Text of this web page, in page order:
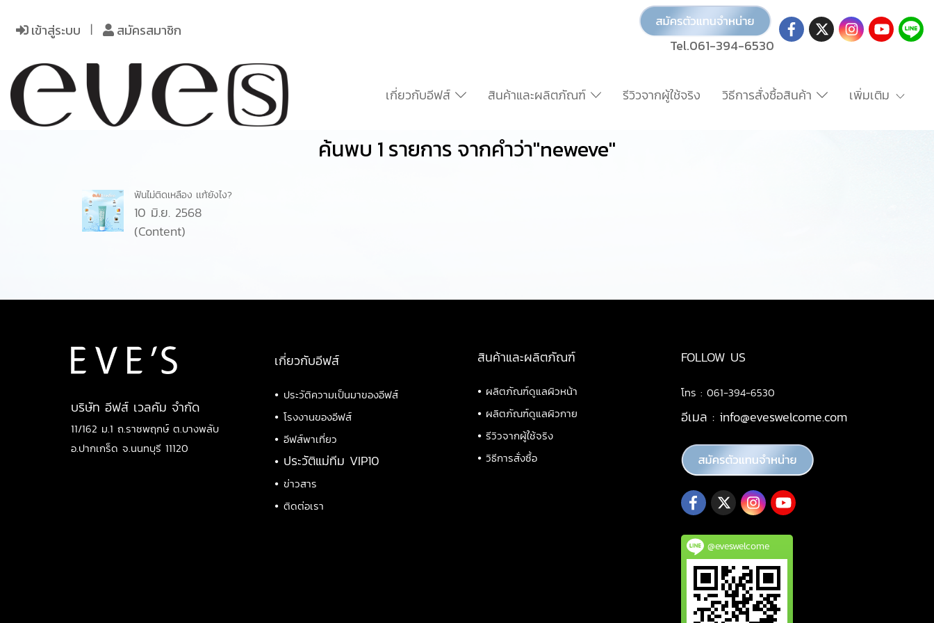
เข้าสู่ระบบ
สมัครสมาชิก
Tel.061-394-6530
เกี่ยวกับอีฟส์ สินค้าและผลิตภัณฑ์ รีวิวจากผู้ใช้จริง วิธีการสั่งซื้อสินค้า เพิ่มเติม
ค้นพบ 1 รายการ จากคำว่า"neweve"
ฟันไม่ติดเหลือง เเก้ยังไง?
10 มิ.ย. 2568
(Content)
บริษัท อีฟส์ เวลคัม จำกัด
11/162 ม.1 ถ.ราชพฤกษ์ ต.บางพลับ
อ.ปากเกร็ด จ.นนทบุรี 11120
เกี่ยวกับอีฟส์
• ประวัติความเป็นมาของอีฟส์
• โรงงานของอีฟส์
• อีฟส์พาเที่ยว
• ประวัติแม่ทีม VIP10
• ข่าวสาร
• ติดต่อเรา
สินค้าและผลิตภัณฑ์
• ผลิตภัณฑ์ดูแลผิวหน้า
• ผลิตภัณฑ์ดูแลผิวกาย
• รีวิวจากผู้ใช้จริง
• วิธีการสั่งซื้อ
FOLLOW US
โทร : 061-394-6530
อีเมล : info@eveswelcome.com
@eveswelcome